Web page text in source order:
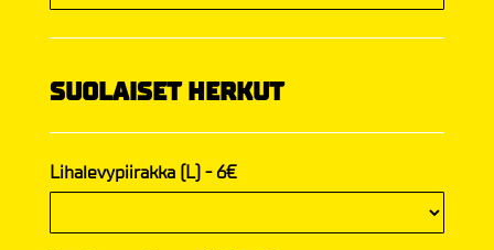
SUOLAISET HERKUT
Lihalevypiirakka (L) - 6€